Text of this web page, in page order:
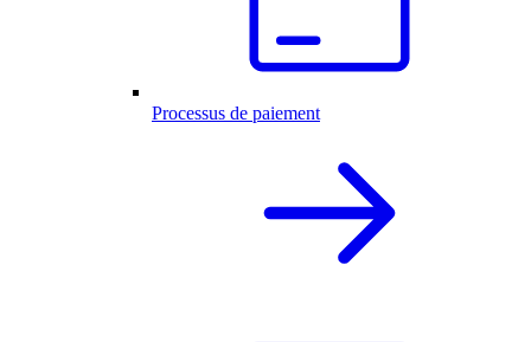
Processus de paiement